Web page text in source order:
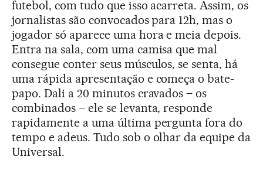
futebol, com tudo que isso acarreta. Assim, os
jornalistas são convocados para 12h, mas o
jogador só aparece uma hora e meia depois.
Entra na sala, com uma camisa que mal
consegue conter seus músculos, se senta, há
uma rápida apresentação e começa o bate-
papo. Dali a 20 minutos cravados – os
combinados – ele se levanta, responde
rapidamente a uma última pergunta fora do
tempo e adeus. Tudo sob o olhar da equipe da
Universal.